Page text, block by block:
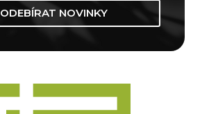
ODEBÍRAT NOVINKY